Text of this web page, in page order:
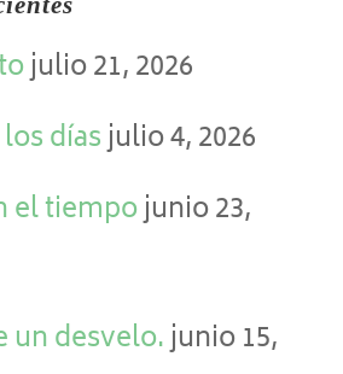
julio 21, 2026
díasjulio 4, 2026
el tiempojunio 23,
un desvelo.junio 15,